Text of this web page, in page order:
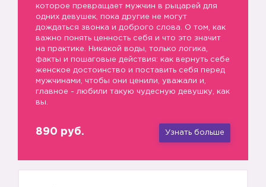
которое превращает мужчин в рыцарей для
одних девушек, пока другие не могут
дождаться звонка и доброго слова. О том, как
важно понять ценность себя и что это значит
на практике. Никакой воды, только логика,
факты и пошаговые действия: как вернуть себе
женское достоинство и поставить себя перед
мужчинами, чтобы они ценили, уважали и,
главное - любили такую чудесную девушку, как
вы.
890 руб. Узнать больше